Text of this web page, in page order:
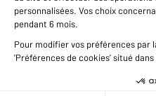
Nous contacter
Données